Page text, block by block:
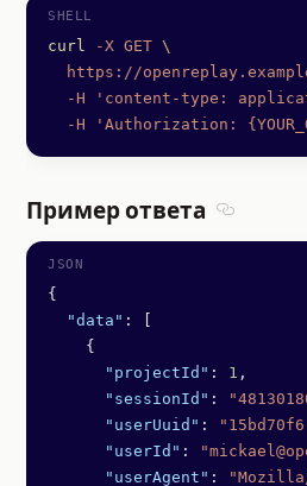
curl -X GET \
https://
  -H
'content-type:
  -H
'Authorization:
Пример ответа
{
  "data"
: [
    {
      "projectId"
: 1 ,
      "sessionId"
:
      "userUuid"
:
      "userId"
:
      "userAgent"
: